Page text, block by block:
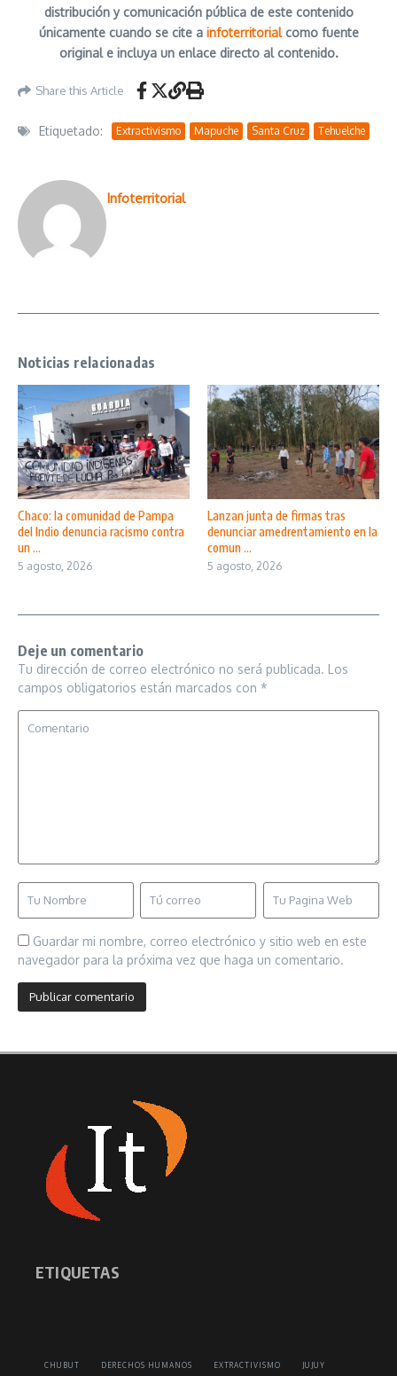
distribución y comunicación pública de este contenido
únicamente cuando se cite a infoterritorialcomo fuente
original e incluya un enlace directo al contenido.
Share this Article
Etiquetado: Extractivismo Mapuche Santa Cruz Tehuelche
Infoterritorial
Noticias relacionadas
Chaco: la comunidad de Pampa
del Indio denuncia racismo contra
un ...
5 agosto, 2026
Lanzan junta de firmas tras
denunciar amedrentamiento en la
comun ...
5 agosto, 2026
Deje un comentario
Tu dirección de correo electrónico no será publicada. Los
campos obligatorios están marcados con *
Guardar mi nombre, correo electrónico y sitio web en este
navegador para la próxima vez que haga un comentario.
ETIQUETAS
CHUBUT DERECHOS HUMANOS EXTRACTIVISMO JUJUY